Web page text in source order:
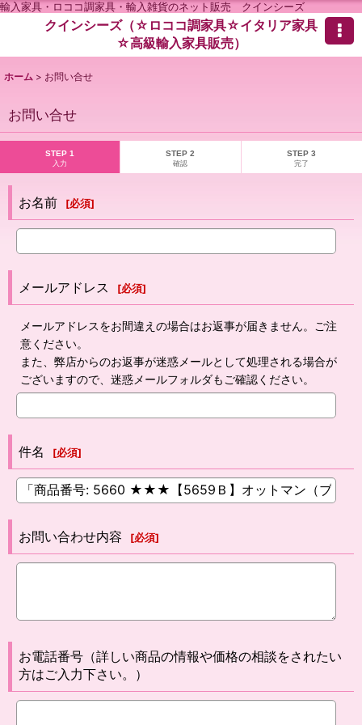
輸入家具・ロココ調家具・輸入雑貨のネット販売 クインシーズ
クインシーズ（☆ロココ調家具☆イタリア家具
☆高級輸入家具販売）
ホーム > お問い合せ
お問い合せ
STEP 1
入力
STEP 2
確認
STEP 3
完了
お名前 [必須]
メールアドレス [必須]
メールアドレスをお間違えの場合はお返事が届きません。ご注
意ください。
また、弊店からのお返事が迷惑メールとして処理される場合が
ございますので、迷惑メールフォルダもご確認ください。
件名 [必須]
お問い合わせ内容 [必須]
お電話番号（詳しい商品の情報や価格の相談をされたい
方はご入力下さい。）